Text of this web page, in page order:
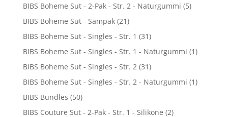
BIBS Boheme Sut - 2-Pak - Str. 2 - Naturgummi (5)
BIBS Boheme Sut - Sampak (21)
BIBS Boheme Sut - Singles - Str. 1 (31)
BIBS Boheme Sut - Singles - Str. 1 - Naturgummi (1)
BIBS Boheme Sut - Singles - Str. 2 (31)
BIBS Boheme Sut - Singles - Str. 2 - Naturgummi (1)
BIBS Bundles (50)
BIBS Couture Sut - 2-Pak - Str. 1 - Silikone (2)